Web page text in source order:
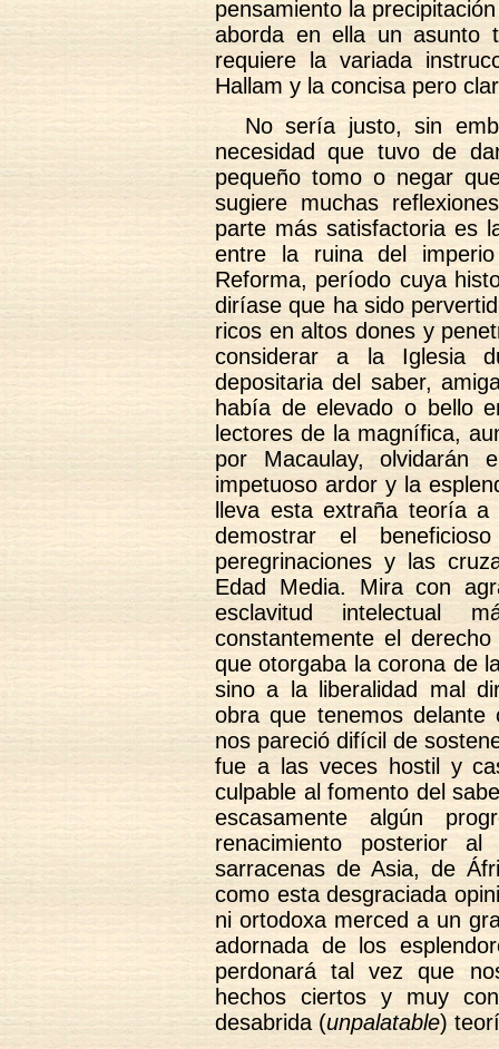
pensamiento la
aborda en ella un asunto
requiere la variada
Hallam y la concisa pero
No sería justo, sin
necesidad que tuvo de
pequeño tomo o negar
sugiere muchas
parte más satisfactoria es
entre la ruina del
Reforma, período cuya
diríase que ha sido
ricos en altos dones y
considerar a la Iglesia
depositaria del saber,
había de elevado o bello
lectores de la magnífica,
por Macaulay,
impetuoso ardor y la
lleva esta extraña teoría
demostrar el
peregrinaciones y las
Edad Media. Mira con
esclavitud intelectual
constantemente el
que otorgaba la corona de
sino a la liberalidad mal
obra que tenemos delante
nos pareció difícil de
fue a las veces hostil y
culpable al fomento del
escasamente algún
renacimiento posterior
sarracenas de Asia, de
como esta desgraciada
ni ortodoxa merced a un
adornada de los
perdonará tal vez que
hechos ciertos y muy
desabrida (unpalatable)